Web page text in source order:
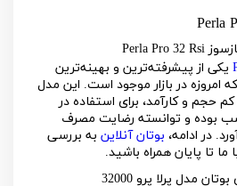
Perla
Perla Pro 32 Rsi
یکی از پیشرفته‌ترین و بهینه‌ترین
در بازار موجود است. این مدل
کم‌ حجم و کارآمد، برای استفاده در
بوده و توانسته رضایت مصرف‌
در ادامه، بوتان آنلاین به بررسی
تا پایان همراه باشید.